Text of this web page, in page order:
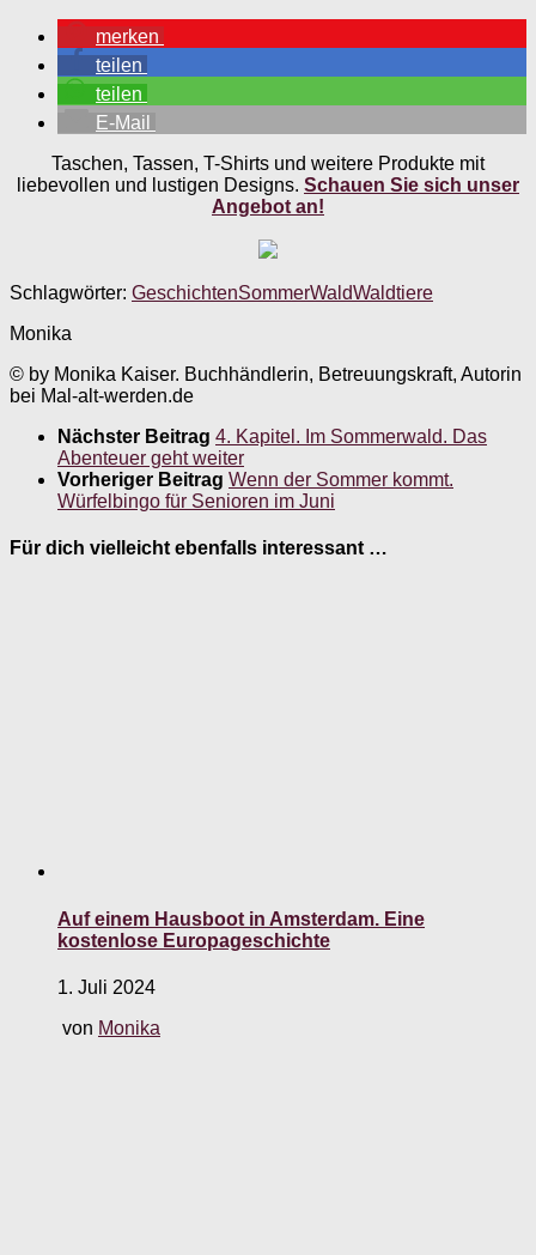
merken
teilen
teilen
E-Mail
Taschen, Tassen, T-Shirts und weitere Produkte mit
liebevollen und lustigen Designs. Schauen Sie sich unser
Angebot an!
Schlagwörter: GeschichtenSommerWaldWaldtiere
Monika
© by Monika Kaiser. Buchhändlerin, Betreuungskraft, Autorin
bei Mal-alt-werden.de
Nächster Beitrag 4. Kapitel. Im Sommerwald. Das
Abenteuer geht weiter
Vorheriger Beitrag Wenn der Sommer kommt.
Würfelbingo für Senioren im Juni
Für dich vielleicht ebenfalls interessant …
Auf einem Hausboot in Amsterdam. Eine
kostenlose Europageschichte
1. Juli 2024
von Monika